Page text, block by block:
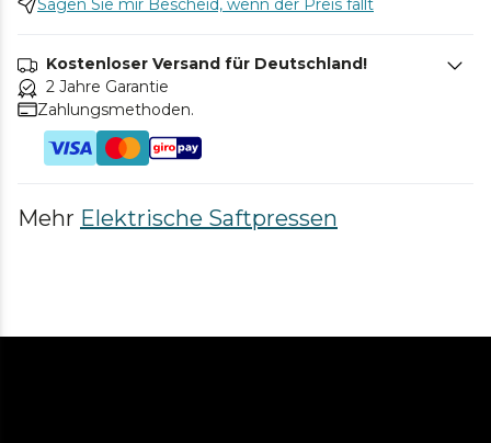
Sagen Sie mir Bescheid, wenn der Preis fällt
Kostenloser Versand für Deutschland!
2 Jahre Garantie
Zahlungsmethoden.
Mehr Elektrische Saftpressen